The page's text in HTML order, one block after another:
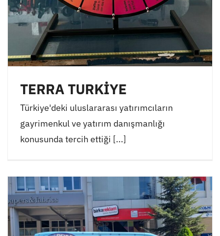
TERRA TURKİYE
Türkiye'deki uluslararası yatırımcıların
gayrimenkul ve yatırım danışmanlığı
konusunda tercih ettiği [...]